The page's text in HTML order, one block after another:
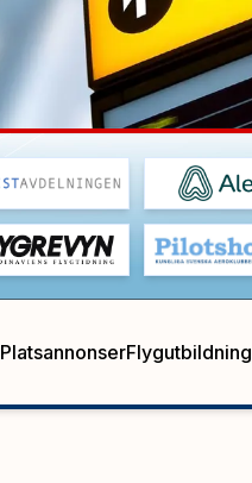
PlatsannonserFlygutbildning